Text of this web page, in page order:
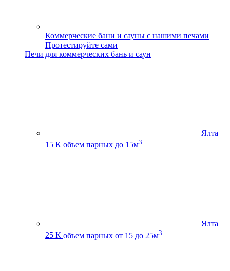
Коммерческие бани и сауны с нашими печами
Протестируйте сами
Печи для коммерческих бань и саун
Ялта
15 К объем парных до 15м3
Ялта
25 К объем парных от 15 до 25м3